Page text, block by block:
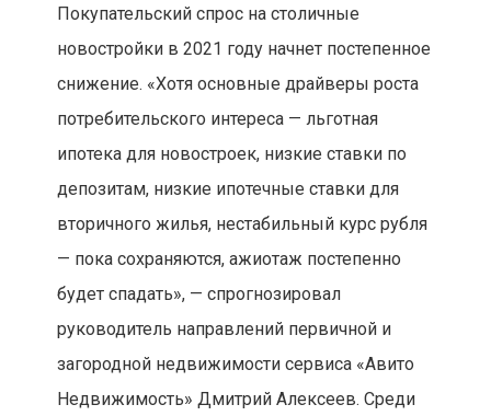
Покупательский спрос на столичные
новостройки в 2021 году начнет постепенное
снижение. «Хотя основные драйверы роста
потребительского интереса — льготная
ипотека для новостроек, низкие ставки по
депозитам, низкие ипотечные ставки для
вторичного жилья, нестабильный курс рубля
— пока сохраняются, ажиотаж постепенно
будет спадать», — спрогнозировал
руководитель направлений первичной и
загородной недвижимости сервиса «Авито
Недвижимость» Дмитрий Алексеев. Среди